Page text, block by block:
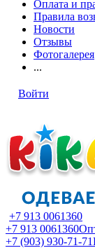
Оплата и
Правила
Новости
Отзывы
Фотогалерея
...
Войти
+7 913 0061360
+7 913 0061360
+7 (903) 930-71-71